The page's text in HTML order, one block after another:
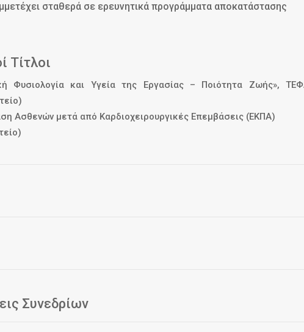
σταθερά σε ερευνητικά προγράμματα αποκατάστασης
Τίτλοι
Φυσιολογία και Υγεία της Εργασίας – Ποιότητα Ζωής»,
Ασθενών μετά από Καρδιοχειρουργικές Επεμβάσεις (ΕΚΠΑ)
Συνεδρίων